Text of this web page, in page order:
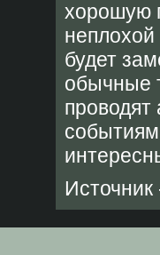
хорошую
будет
обычные
проводят